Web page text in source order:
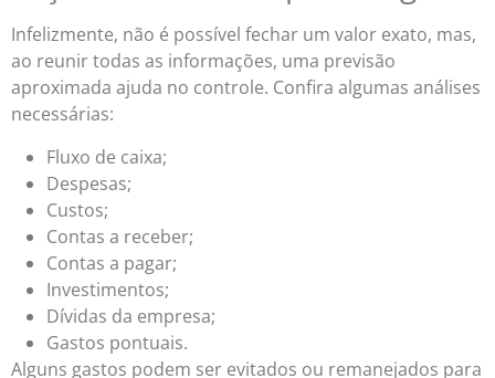
Infelizmente, não é possível fechar um valor exato, mas,
ao reunir todas as informações, uma previsão
aproximada ajuda no controle. Confira algumas análises
necessárias:
Fluxo de caixa;
Despesas;
Custos;
Contas a receber;
Contas a pagar;
Investimentos;
Dívidas da empresa;
Gastos pontuais.
Alguns gastos podem ser evitados ou remanejados para